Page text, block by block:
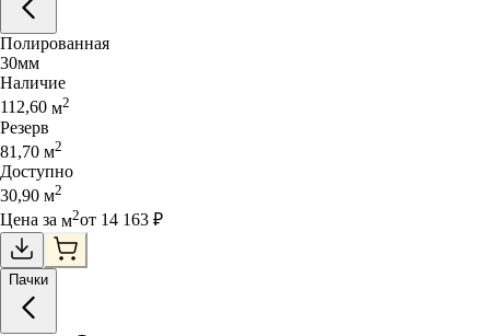
Полированная
30мм
Наличие
112,60 м2
Резерв
81,70 м2
Доступно
30,90 м2
Цена за м2от 14 163 ₽
Пачки